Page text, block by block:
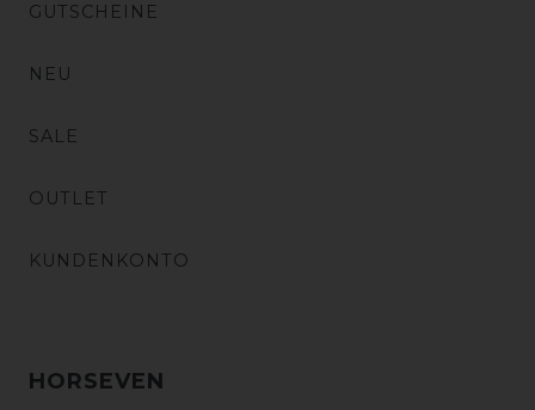
GUTSCHEINE
NEU
SALE
OUTLET
KUNDENKONTO
HORSEVEN